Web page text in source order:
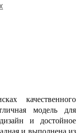
качественного
модель для
и достойное